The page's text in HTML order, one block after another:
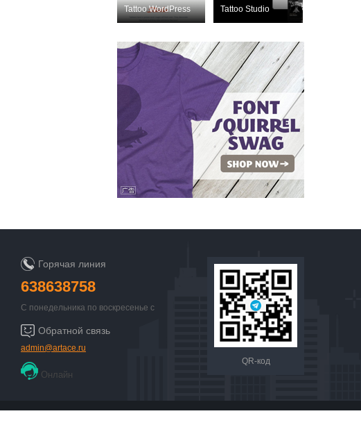
Tattoo WordPress
Nulled
Tattoo Studio
Nulled
2260020
Горячая линия
638638758
С понедельника по воскресенье с
Обратной связь
admin@artace.ru
Онлайн
QR-код